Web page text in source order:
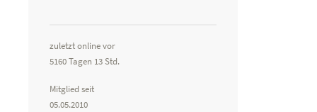
zuletzt online vor
5160 Tagen 13 Std.
Mitglied seit
05.05.2010